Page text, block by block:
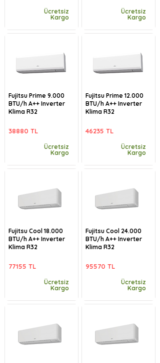
Ücretsiz
Kargo
Fujitsu Prime 9.000
BTU/h A++ Inverter
Klima R32
38880 TL
Ücretsiz
Kargo
Fujitsu Cool 18.000
BTU/h A++ Inverter
Klima R32
77155 TL
Ücretsiz
Kargo
Ücretsiz
Kargo
Fujitsu Prime 12.000
BTU/h A++ Inverter
Klima R32
46235 TL
Ücretsiz
Kargo
Fujitsu Cool 24.000
BTU/h A++ Inverter
Klima R32
95570 TL
Ücretsiz
Kargo